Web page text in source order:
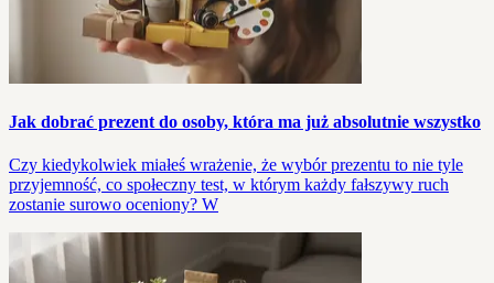
Jak dobrać prezent do osoby, która ma już absolutnie wszystko
Czy kiedykolwiek miałeś wrażenie, że wybór prezentu to nie tyle
przyjemność, co społeczny test, w którym każdy fałszywy ruch
zostanie surowo oceniony? W